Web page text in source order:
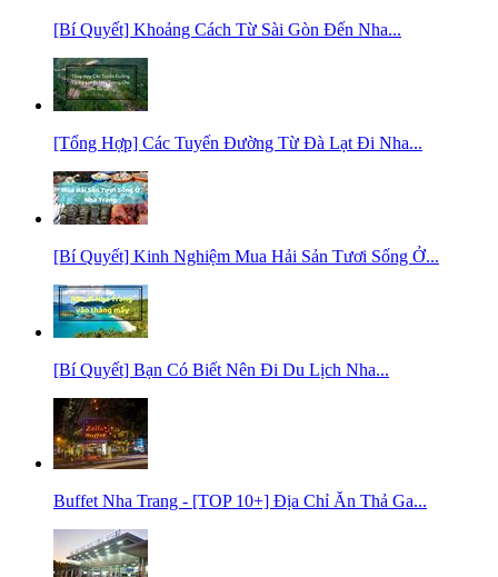
[Bí Quyết] Khoảng Cách Từ Sài Gòn Đến Nha...
[Tổng Hợp] Các Tuyến Đường Từ Đà Lạt Đi Nha...
[Bí Quyết] Kinh Nghiệm Mua Hải Sản Tươi Sống Ở...
[Bí Quyết] Bạn Có Biết Nên Đi Du Lịch Nha...
Buffet Nha Trang - [TOP 10+] Địa Chỉ Ăn Thả Ga...